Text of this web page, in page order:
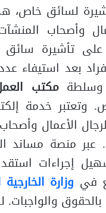
لسائق خاص،
وأصحاب
على تأشيرة
بعد
وسلطةمكتب
خدمة
لرجال الأعمال
منصة مساند
إجراءات
في وزارة
بالحقوق